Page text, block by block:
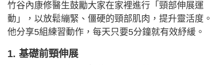
竹谷內康修醫生鼓勵大家在家裡進行「頸部伸展運
動」，以放鬆繃緊、僵硬的頸部肌肉，提升靈活度。
他分享5組練習動作，每天只要5分鐘就有效紓緩。
1. 基礎前頸伸展